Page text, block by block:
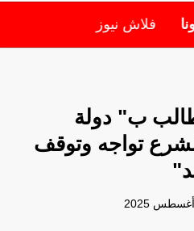
فلاش نيوز
ب" دولة
تواجه وتوقف